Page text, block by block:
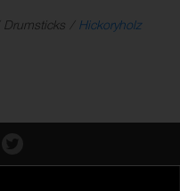
Drumsticks Hickoryholz